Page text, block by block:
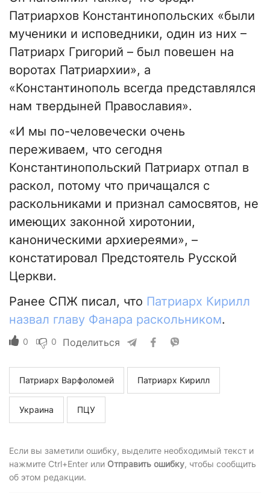
Патриархов Константинопольских «были
мученики и исповедники, один из них –
Патриарх Григорий – был повешен на
воротах Патриархии», а
«Константинополь всегда представлялся
нам твердыней Православия».
«И мы по-человечески очень
переживаем, что сегодня
Константинопольский Патриарх отпал в
раскол, потому что причащался с
раскольниками и признал самосвятов, не
имеющих законной хиротонии,
каноническими архиереями», –
констатировал Предстоятель Русской
Церкви.
Ранее СПЖ писал, что Патриарх Кирилл
назвал главу Фанара раскольником.
0 0 Поделиться
Патриарх Варфоломей Патриарх Кирилл
Украина ПЦУ
Если вы заметили ошибку, выделите необходимый текст и
нажмите Ctrl+Enter или Отправить ошибку, чтобы сообщить
об этом редакции.